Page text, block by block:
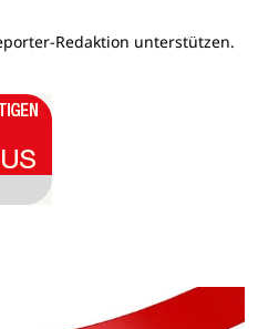
Redaktion unterstützen.